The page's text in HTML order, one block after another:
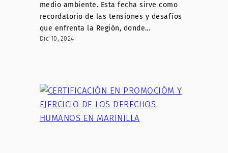
medio ambiente. Esta fecha sirve como
recordatorio de las tensiones y desafíos
que enfrenta la Región, donde…
Dic 10, 2024